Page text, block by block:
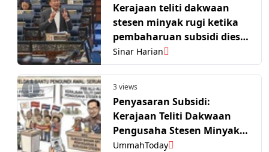
Kerajaan teliti dakwaan
stesen minyak rugi ketika
pembaharuan subsidi diesel
- Anwar
Sinar Harian
3 views
Penyasaran Subsidi:
Kerajaan Teliti Dakwaan
Pengusaha Stesen Minyak
Tanggung Kerugian
UmmahToday